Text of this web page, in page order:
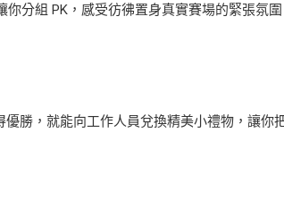
分組 PK，感受彷彿置身真實賽場的緊張氛圍
勝，就能向工作人員兌換精美小禮物，讓你